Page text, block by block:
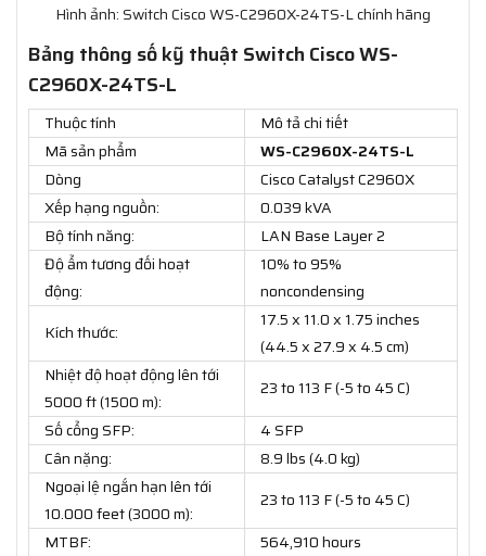
Hình ảnh: Switch Cisco WS-C2960X-24TS-L chính hãng
Bảng thông số kỹ thuật Switch Cisco WS-
C2960X-24TS-L
Thuộc tính
Mô tả chi tiết
Mã sản phẩm
WS-C2960X-24TS-L
Dòng
Cisco Catalyst C2960X
Xếp hạng nguồn:
0.039 kVA
Bộ tính năng:
LAN Base Layer 2
Độ ẩm tương đối hoạt
động:
10% to 95%
noncondensing
Kích thước:
17.5 x 11.0 x 1.75 inches
(44.5 x 27.9 x 4.5 cm)
Nhiệt độ hoạt động lên tới
5000 ft (1500 m):
23 to 113 F (-5 to 45 C)
Số cổng SFP:
4 SFP
Cân nặng:
8.9 lbs (4.0 kg)
Ngoại lệ ngắn hạn lên tới
10.000 feet (3000 m):
23 to 113 F (-5 to 45 C)
MTBF:
564,910 hours